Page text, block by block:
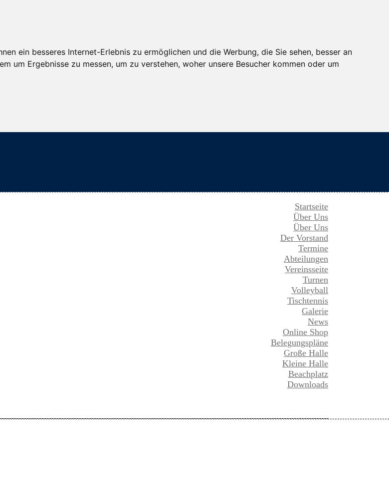
ein besseres Internet-Erlebnis zu ermöglichen und die Werbung, die Sie sehen, besser an
um Ergebnisse zu messen, um zu verstehen, woher unsere Besucher kommen oder um
Startseite
Über Uns
Über Uns
Der Vorstand
Termine
Abteilungen
Vereinsseite
Turnen
Volleyball
Tischtennis
Galerie
News
Online Shop
Belegungspläne
Große Halle
Kleine Halle
Beachplatz
Downloads